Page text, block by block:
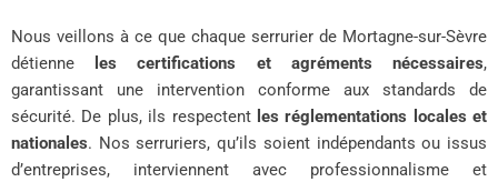
Nous veillons à ce que chaque serrurier de Mortagne-sur-Sèvre
détienne
les certifications et agréments nécessaires,
garantissant une intervention conforme aux standards de
sécurité. De plus, ils respectent les réglementations locales et
nationales. Nos serruriers, qu’ils soient indépendants ou issus
d’entreprises, interviennent avec professionnalisme et